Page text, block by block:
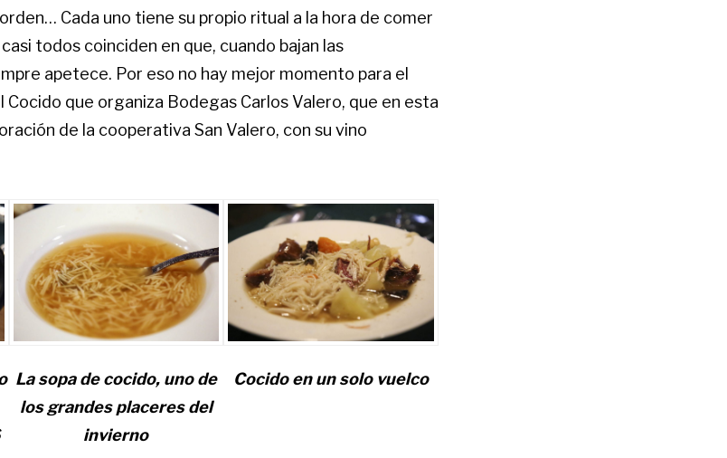
Cada uno tiene su propio ritual a la hora de comer
todos coinciden en que, cuando bajan las
apetece. Por eso no hay mejor momento para el
Cocido que organiza Bodegas Carlos Valero, que en esta
de la cooperativa San Valero, con su vino
La sopa de cocido, uno de
los grandes placeres del
invierno
Cocido en un solo vuelco